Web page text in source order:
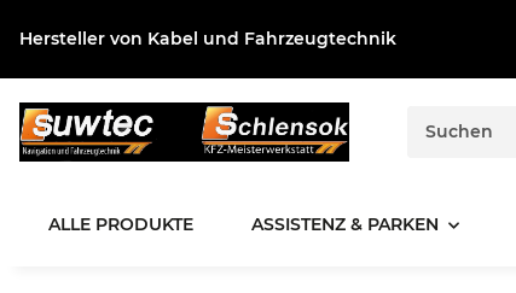
Hersteller von Kabel und Fahrzeugtechnik
ALLE PRODUKTE ASSISTENZ & PARKEN